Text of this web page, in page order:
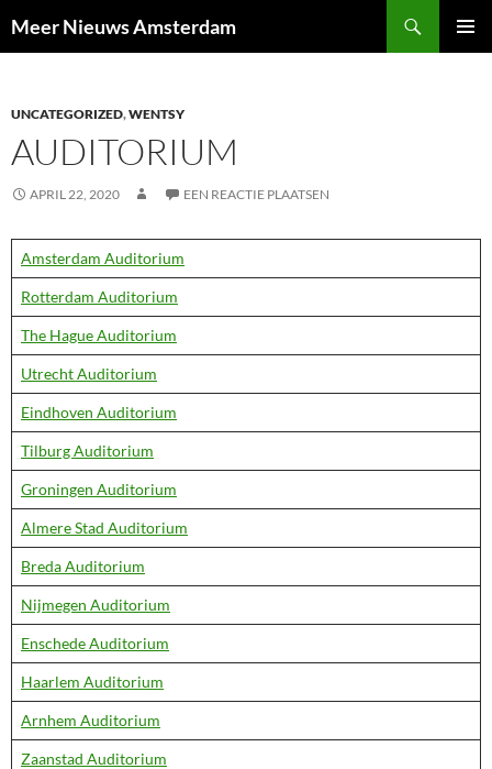
naar
Meer Nieuws Amsterdam
UNCATEGORIZED,WENTSY
AUDITORIUM
APRIL 22, 2020 EEN REACTIE PLAATSEN
Amsterdam Auditorium
Rotterdam Auditorium
The Hague Auditorium
Utrecht Auditorium
Eindhoven Auditorium
Tilburg Auditorium
Groningen Auditorium
Almere Stad Auditorium
Breda Auditorium
Nijmegen Auditorium
Enschede Auditorium
Haarlem Auditorium
Arnhem Auditorium
Zaanstad Auditorium